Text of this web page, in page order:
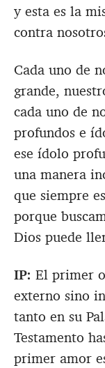
y esta es la
contra
Cada uno de
grande,
cada uno de
profundos e
ese ídolo
una manera
que siempre
porque
Dios puede
IP: El primer
externo sino
tanto en su
Testamento
primer amor